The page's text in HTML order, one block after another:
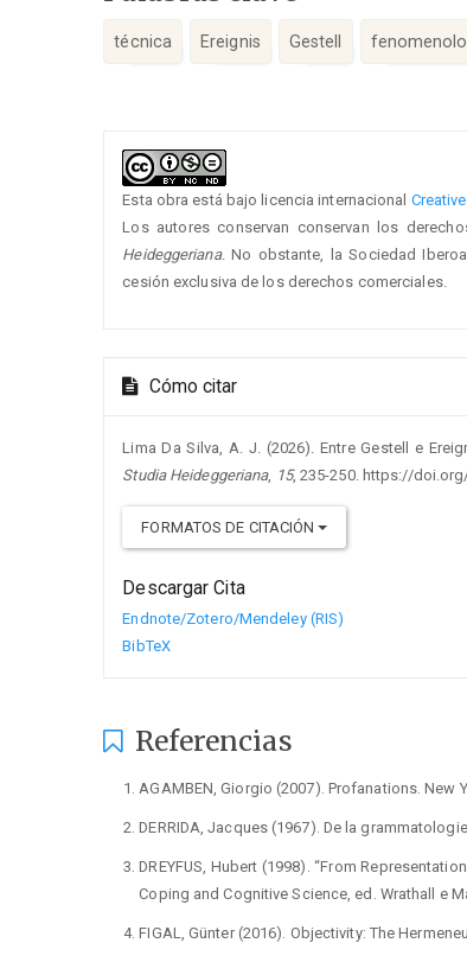
técnica Ereignis Gestell
Detalles
del
artículo
Esta obra está bajo licencia internacional
Los autores conservan conservan los
Heideggeriana. No obstante, la Sociedad
cesión exclusiva de los derechos comerciales.
Cómo citar
Lima Da Silva, A. J. (2026). Entre Gestell e
Studia Heideggeriana, 15, 235-250. https://
FORMATOS DE CITACIÓN
Descargar Cita
Endnote/Zotero/Mendeley (RIS)
BibTeX
Referencias
AGAMBEN, Giorgio (2007). Profanations. New
DERRIDA, Jacques (1967). De la
DREYFUS, Hubert (1998). “From
Coping and Cognitive Science, ed. Wrathall e
FIGAL, Günter (2016). Objectivity: The